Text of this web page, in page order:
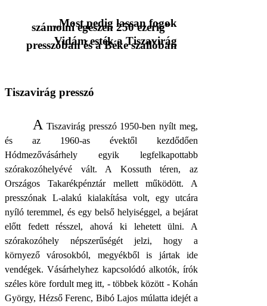
„Most pedig lassan fogok
számolni egészen 250 ezerig”
Vidám esték a Tiszavirág
presszóban és a Béke szállóban
Tiszavirág presszó
A Tiszavirág presszó 1950-ben nyílt meg,
és az 1960-as évektől kezdődően
Hódmezővásárhely egyik legfelkapottabb
szórakozóhelyévé vált. A Kossuth téren, az
Országos Takarékpénztár mellett működött. A
presszónak L-alakú kialakítása volt, egy utcára
nyíló teremmel, és egy belső helyiséggel, a bejárat
előtt fedett résszel, ahová ki lehetett ülni. A
szórakozóhely népszerűségét jelzi, hogy a
környező városokból, megyékből is jártak ide
vendégek. Vásárhelyhez kapcsolódó alkotók, írók
széles köre fordult meg itt, - többek között - Kohán
György, Hézső Ferenc, Bibó Lajos múlatta idejét a